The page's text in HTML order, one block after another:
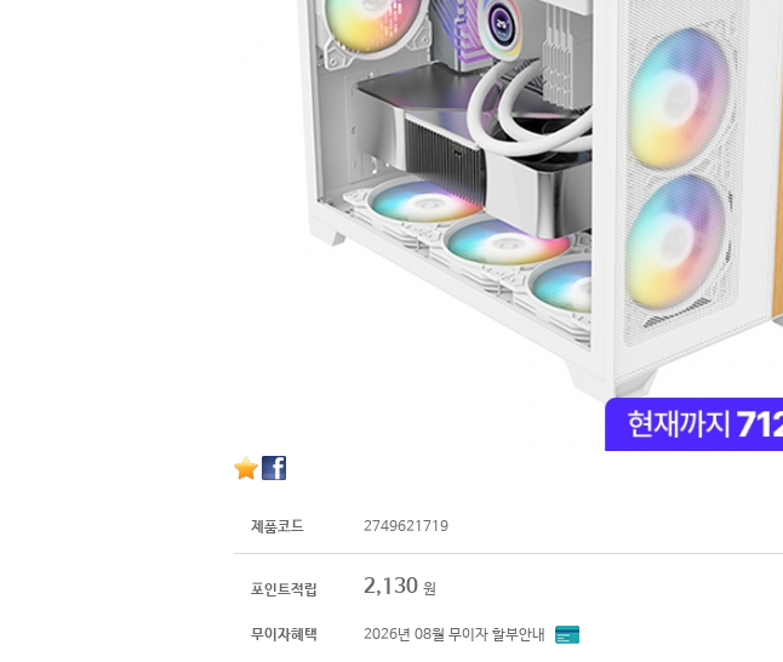
제품코드 2749621719
포인트적립 2,130 원
무이자혜택 2026년 08월 무이자 할부안내